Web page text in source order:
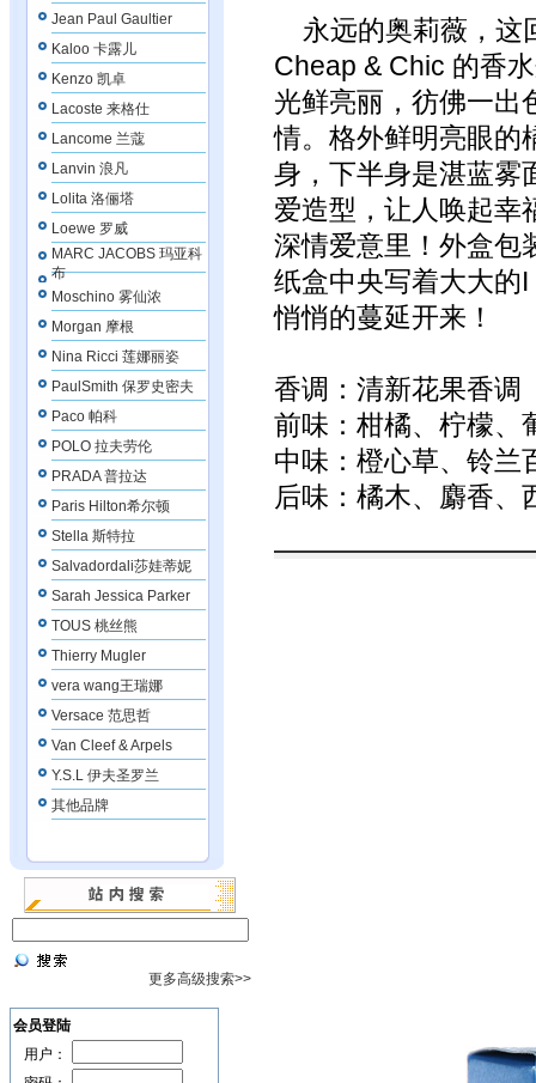
Jean Paul Gaultier
Kaloo 卡露儿
Kenzo 凯卓
Lacoste 来格仕
Lancome 兰蔻
Lanvin 浪凡
Lolita 洛俪塔
Loewe 罗威
MARC JACOBS 玛亚科
布
Moschino 雾仙浓
Morgan 摩根
Nina Ricci 莲娜丽姿
PaulSmith 保罗史密夫
Paco 帕科
POLO 拉夫劳伦
PRADA 普拉达
Paris Hilton希尔顿
Stella 斯特拉
Salvadordali莎娃蒂妮
Sarah Jessica Parker
TOUS 桃丝熊
Thierry Mugler
vera wang王瑞娜
Versace 范思哲
Van Cleef & Arpels
Y.S.L 伊夫圣罗兰
其他品牌
更多高级搜索>>
会员登陆
用户：
永远的奥莉薇，这
Cheap & Chic 的香
光鲜亮丽，彷佛一出
情。格外鲜明亮眼的
身，下半身是湛蓝雾
爱造型，让人唤起幸
深情爱意里！外盒包
纸盒中央写着大大的
悄悄的蔓延开来！
香调：清新花果香调
前味：柑橘、柠檬、
中味：橙心草、铃兰
后味：橘木、麝香、